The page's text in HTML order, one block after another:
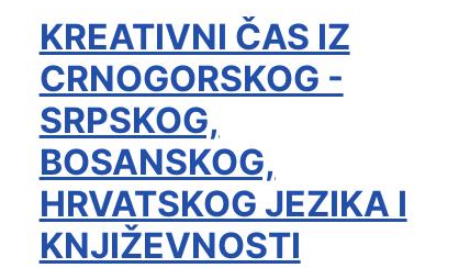
KREATIVNI ČAS IZ
CRNOGORSKOG -
SRPSKOG,
BOSANSKOG,
HRVATSKOG JEZIKA I
KNJIŽEVNOSTI